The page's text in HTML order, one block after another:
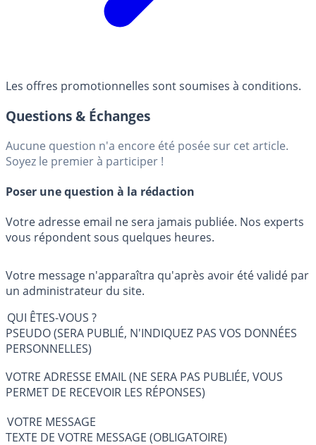
Les offres promotionnelles sont soumises à conditions.
Questions & Échanges
Aucune question n'a encore été posée sur cet article.
Soyez le premier à participer !
Poser une question à la rédaction
Votre adresse email ne sera jamais publiée. Nos experts
vous répondent sous quelques heures.
Votre message n'apparaîtra qu'après avoir été validé par
un administrateur du site.
QUI ÊTES-VOUS ?
PSEUDO (SERA PUBLIÉ, N'INDIQUEZ PAS VOS DONNÉES
PERSONNELLES)
VOTRE ADRESSE EMAIL (NE SERA PAS PUBLIÉE, VOUS
PERMET DE RECEVOIR LES RÉPONSES)
VOTRE MESSAGE
TEXTE DE VOTRE MESSAGE (OBLIGATOIRE)